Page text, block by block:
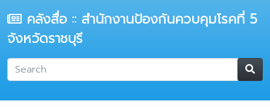
คลังสื่อ :: สำนักงานป้องกันควบคุมโรคที่ 5
จังหวัดราชบุรี